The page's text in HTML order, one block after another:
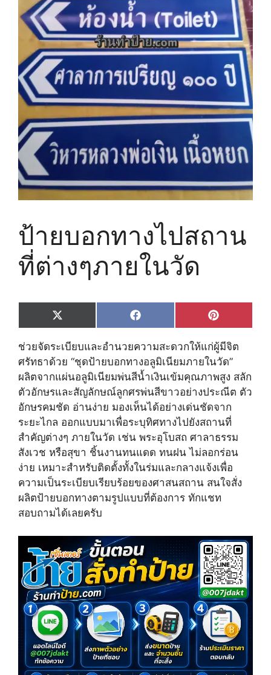
ป้ายบอกทางไปสถาน
ที่ต่างๆภายในวัด
Share
on
X
(
T
w
i
t
e
r
)
Share
on
F
a
e
b
o
o
k
Share
on
P
i
n
t
e
e
s
t
ช่วยจัดระเบียบและอำนวยความสะดวกให้แก่ผู้มีจิต
ศรัทธาด้วย “ชุดป้ายบอกทางอลูมิเนียมภายในวัด”
ผลิตจากแผ่นอลูมิเนียมพ่นสีน้ำเงินเข้มคุณภาพสูง สลัก
ตัวอักษรและสัญลักษณ์ลูกศรพ่นสีขาวอย่างประณีต ตัว
อักษรคมชัด อ่านง่าย มองเห็นได้อย่างเด่นชัดจาก
ระยะไกล ออกแบบมาเพื่อระบุทิศทางไปยังสถานที่
สำคัญต่างๆ ภายในวัด เช่น พระอุโบสถ ศาลาธรรม
สังเวช หรือสุขา ชิ้นงานทนแดด ทนฝน ไม่ลอกร่อน
ง่าย เหมาะสำหรับติดตั้งทั้งในร่มและกลางแจ้งเพื่อ
ความเป็นระเบียบเรียบร้อยของศาสนสถาน สนใจสั่ง
ผลิตป้ายบอกทางตามรูปแบบที่ต้องการ ทักแชท
สอบถามได้เลยครับ